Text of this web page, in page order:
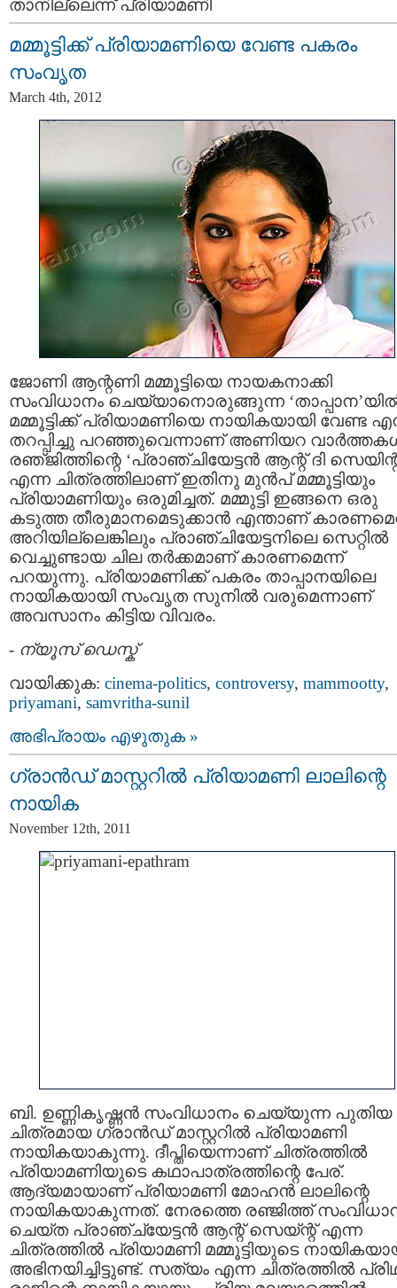
താനില്ലെന്ന് പ്രിയാമണി
മമ്മൂട്ടിക്ക്‌ പ്രിയാമണിയെ വേണ്ട പകരം
സംവൃത
March 4th, 2012
ജോണി ആന്റണി മമ്മൂട്ടിയെ നായകനാക്കി
സംവിധാനം ചെയ്യാനൊരുങ്ങുന്ന
മമ്മൂട്ടിക്ക്‌ പ്രിയാമണിയെ നായികയായി വേണ്ട
തറപ്പിച്ചു പറഞ്ഞുവെന്നാണ്‌ അണിയറ
രഞ്‌ജിത്തിന്റെ ‘പ്രാഞ്ചിയേട്ടന്‍ ആന്റ്‌ ദി
എന്ന ചിത്രത്തിലാണ്‌ ഇതിനു മുന്‍പ്‌ മമ്മൂട്ടിയും
പ്രിയാമണിയും ഒരുമിച്ചത്‌. മമ്മുട്ടി ഇങ്ങനെ ഒരു
കടുത്ത തീരുമാനമെടുക്കാന്‍ എന്താണ്
അറിയില്ലെങ്കിലും പ്രാഞ്ചിയേട്ടനിലെ സെറ്റില്‍
വെച്ചുണ്ടായ ചില തര്‍ക്കമാണ് കാരണമെന്ന്
പറയുന്നു. പ്രിയാമണിക്ക് പകരം താപ്പാനയിലെ
നായികയായി സംവൃത സുനില്‍ വരുമെന്നാണ്
അവസാനം കിട്ടിയ വിവരം.
- ന്യൂസ് ഡെസ്ക്
വായിക്കുക: cinema-politics, controversy, mammootty,
priyamani, samvritha-sunil
അഭിപ്രായം എഴുതുക »
ഗ്രാന്‍ഡ്‌ മാസ്റ്ററില്‍ പ്രിയാമണി ലാലിന്റെ
നായിക
November 12th, 2011
ബി. ഉണ്ണികൃഷ്ണന്‍ സംവിധാനം ചെയ്യുന്ന പുതിയ
ചിത്രമായ ഗ്രാന്‍ഡ്‌ മാസ്റ്ററില്‍ പ്രിയാമണി
നായികയാകുന്നു. ദീപ്തിയെന്നാണ് ചിത്രത്തില്‍
പ്രിയാമണിയുടെ കഥാപാത്രത്തിന്റെ പേര്.
ആദ്യമായാണ് പ്രിയാമണി മോഹന്‍ ലാലിന്റെ
നായികയാകുന്നത്. നേരത്തെ രഞ്ജിത്ത്
ചെയ്ത പ്രാഞ്ച്യേട്ടന്‍ ആന്റ് സെയ്‌ന്റ് എന്ന
ചിത്രത്തില്‍ പ്രിയാമണി മമ്മൂട്ടിയുടെ
അഭിനയിച്ചിട്ടുണ്ട്. സത്യം എന്ന ചിത്രത്തില്‍